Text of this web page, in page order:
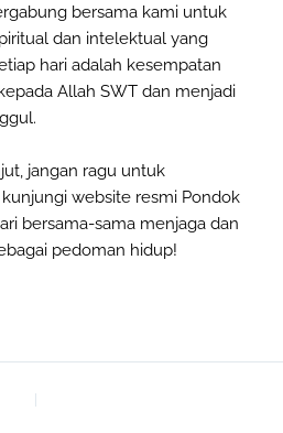
bersama kami untuk
dan intelektual yang
hari adalah kesempatan
Allah SWT dan menjadi
jangan ragu untuk
website resmi Pondok
bersama-sama menjaga dan
pedoman hidup!